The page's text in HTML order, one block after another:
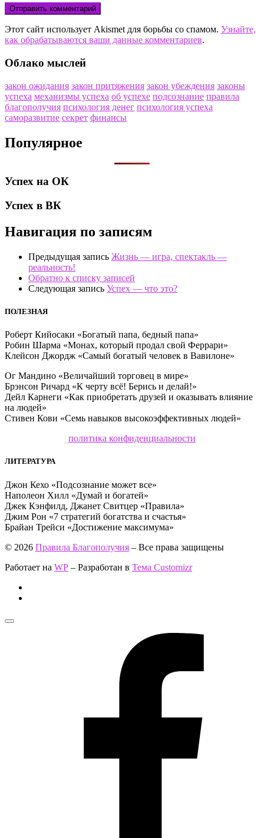
Этот сайт использует Akismet для борьбы со спамом. Узнайте,
как обрабатываются ваши данные комментариев.
Облако мыслей
закон ожидания закон притяжения закон убеждения законы
успеха механизмы успеха об успехе подсознание правила
благополучия психология денег психология успеха
саморазвитие секрет финансы
Популярное
Успех на ОК
Успех в ВК
Навигация по записям
Предыдущая запись Жизнь — игра, спектакль —
реальность!
Обратно к списку записей
Следующая запись Успех — что это?
ПОЛЕЗНАЯ
Роберт Кийосаки «Богатый папа, бедный папа»
Робин Шарма «Монах, который продал свой Феррари»
Клейсон Джордж «Самый богатый человек в Вавилоне»
Ог Мандино «Величайший торговец в мире»
Брэнсон Ричард «К черту всё! Берись и делай!»
Дейл Карнеги «Как приобретать друзей и оказывать влияние
на людей»
Стивен Кови «Семь навыков высокоэффективных людей»
политика конфиденциальности
ЛИТЕРАТУРА
Джон Кехо «Подсознание может все»
Наполеон Хилл «Думай и богатей»
Джек Кэнфилд, Джанет Свитцер «Правила»
Джим Рон «7 стратегий богатства и счастья»
Брайан Трейси «Достижение максимума»
© 2026 Правила Благополучия – Все права защищены
Работает на WP – Разработан в Тема Customizr